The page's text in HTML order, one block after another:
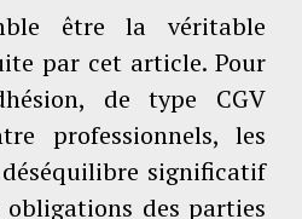
être la véritable
par cet article. Pour
de type CGV
professionnels, les
significatif
des parties